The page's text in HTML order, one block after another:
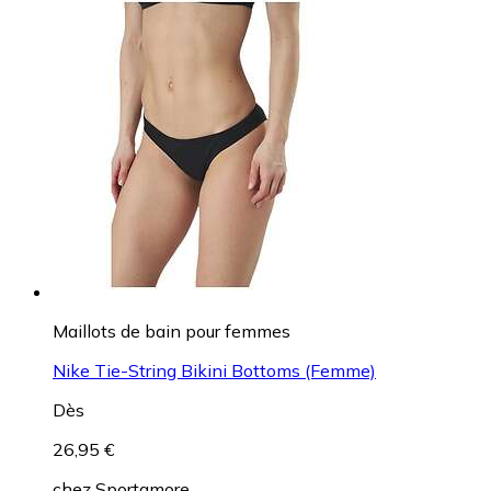
Maillots de bain pour femmes
Nike Tie-String Bikini Bottoms (Femme)
Dès
26,95 €